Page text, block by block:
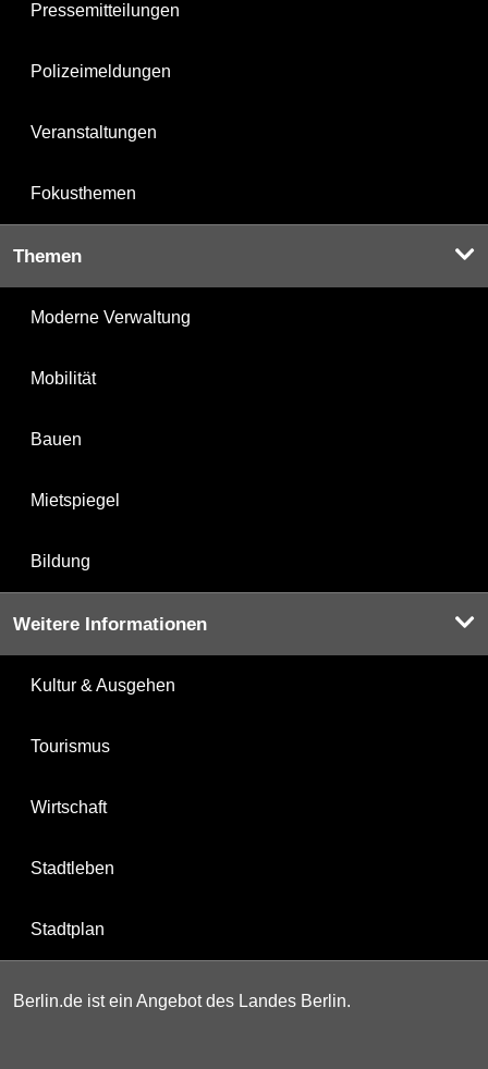
Pressemitteilungen
Polizeimeldungen
Veranstaltungen
Fokusthemen
Themen
Moderne Verwaltung
Mobilität
Bauen
Mietspiegel
Bildung
Weitere Informationen
Kultur & Ausgehen
Tourismus
Wirtschaft
Stadtleben
Stadtplan
Berlin.de ist ein Angebot des Landes Berlin.